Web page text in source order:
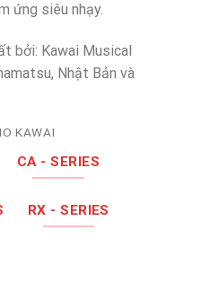
ứng siêu nhạy.
bởi: Kawai Musical
Nhật Bản và
KAWAI
CA - SERIES
RX - SERIES